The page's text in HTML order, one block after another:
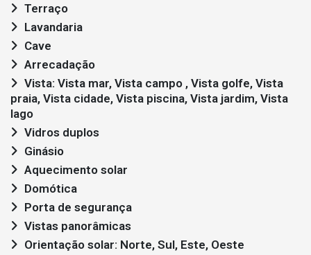
Terraço
Lavandaria
Cave
Arrecadação
praia, Vista cidade, Vista piscina, Vista jardim, Vista
lago
Vidros duplos
Ginásio
Aquecimento solar
Domótica
Porta de segurança
Vistas panorâmicas
Orientação solar: Norte, Sul, Este, Oeste